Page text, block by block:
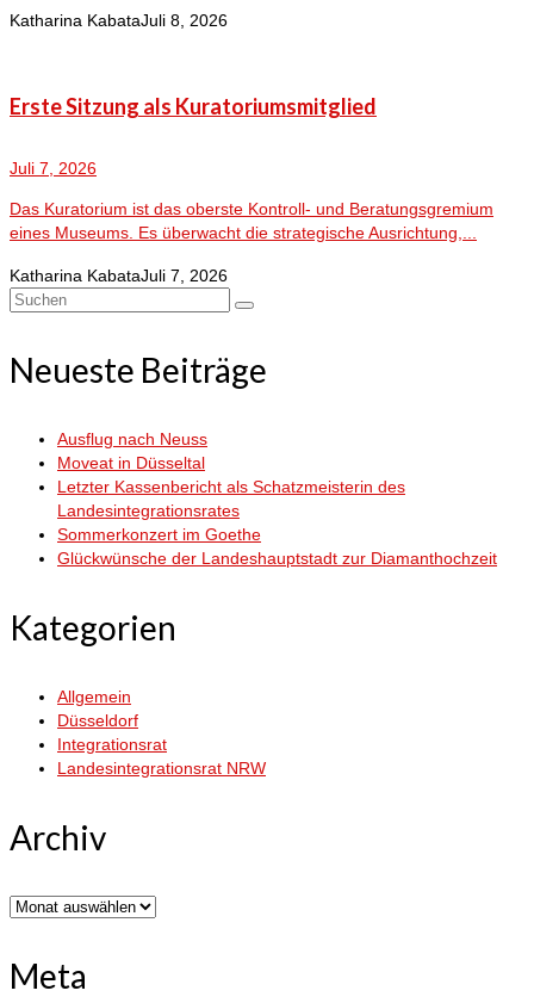
Katharina KabataJuli 8, 2026
Erste Sitzung als Kuratoriumsmitglied
Juli 7, 2026
Das Kuratorium ist das oberste Kontroll- und Beratungsgremium
eines Museums. Es überwacht die strategische Ausrichtung,...
Katharina KabataJuli 7, 2026
Suchen
Neueste Beiträge
Ausflug nach Neuss
Moveat in Düsseltal
Letzter Kassenbericht als Schatzmeisterin des
Landesintegrationsrates
Sommerkonzert im Goethe
Glückwünsche der Landeshauptstadt zur Diamanthochzeit
Kategorien
Allgemein
Düsseldorf
Integrationsrat
Landesintegrationsrat NRW
Archiv
Archiv
Meta